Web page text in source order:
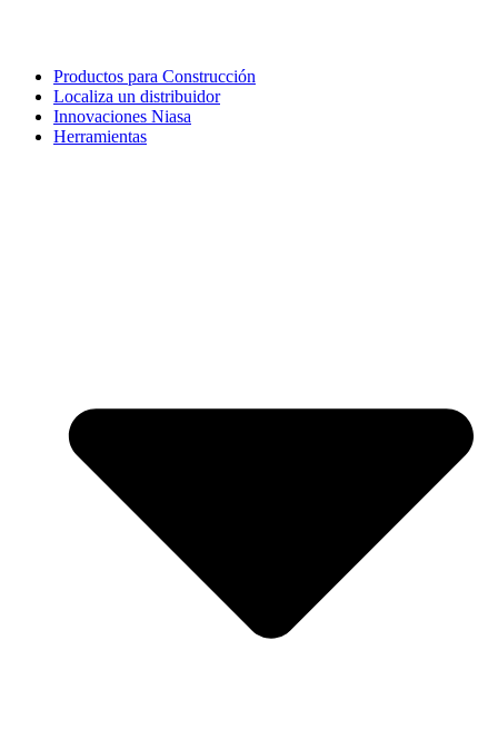
Productos para Construcción
Localiza un distribuidor
Innovaciones Niasa
Herramientas